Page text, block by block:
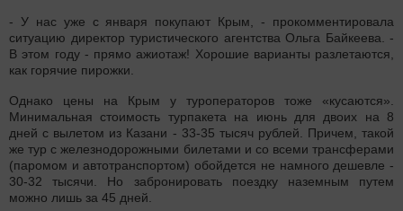
- У нас уже с января покупают Крым, - прокомментировала
ситуацию директор туристического агентства Ольга Байкеева. -
В этом году - прямо ажиотаж! Хорошие варианты разлетаются,
как горячие пирожки.
Однако цены на Крым у туроператоров тоже «кусаются».
Минимальная стоимость турпакета на июнь для двоих на 8
дней с вылетом из Казани - 33-35 тысяч рублей. Причем, такой
же тур с железнодорожными билетами и со всеми трансферами
(паромом и автотранспортом) обойдется не намного дешевле -
30-32 тысячи. Но забронировать поездку наземным путем
можно лишь за 45 дней.